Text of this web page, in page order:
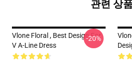
관련 상
Vlone Floral , Best Design For
V A-Line Dress
-20%